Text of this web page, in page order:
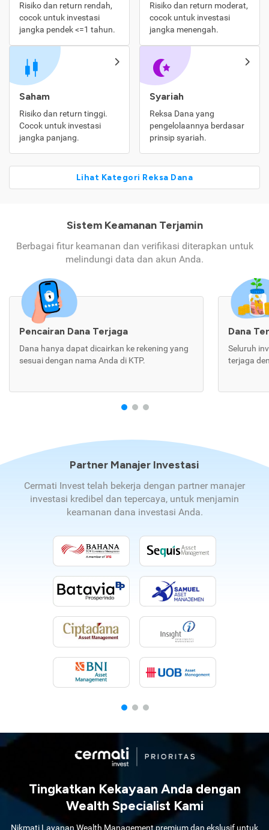
Risiko dan return rendah,
cocok untuk investasi
jangka pendek <=1 tahun.
Risiko dan return moderat,
cocok untuk investasi
jangka menengah.
Saham
Risiko dan return tinggi.
Cocok untuk investasi
jangka panjang.
Syariah
Reksa Dana yang
pengelolaannya berdasar
prinsip syariah.
Lihat Kategori Reksa Dana
Sistem Keamanan Terjamin
Berbagai fitur keamanan dan verifikasi diterapkan untuk
melindungi data dan akun Anda.
Pencairan Dana Terjaga
Dana hanya dapat dicairkan ke rekening yang
sesuai dengan nama Anda di KTP.
Dana
Seluruh
terjaga
Partner Manajer Investasi
Cermati Invest telah bekerja dengan partner manajer
investasi kredibel dan tepercaya, untuk menjamin
keamanan dana investasi Anda.
Tingkatkan Kekayaan Anda dengan
Wealth Specialist Kami
Nikmati Layanan Wealth Management premium dan ekslusif untuk